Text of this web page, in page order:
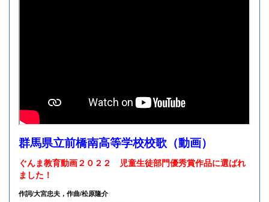
群馬県立前橋南高等学校校歌（動画）
ぐんま教育動画２０２２ 児童生徒部門優秀賞作品に選ばれ
ました！
作詞/大宮忠夫，作曲/松原隆介